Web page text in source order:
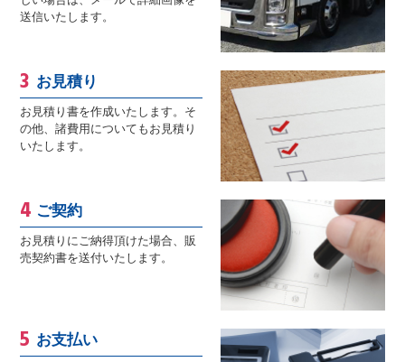
送信いたします。
お見積り
お見積り書を作成いたします。そ
の他、諸費用についてもお見積り
いたします。
ご契約
お見積りにご納得頂けた場合、販
売契約書を送付いたします。
お支払い